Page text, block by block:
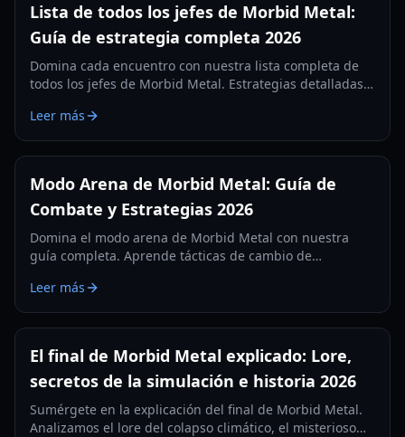
Lista de todos los jefes de Morbid Metal:
Guía de estrategia completa 2026
Domina cada encuentro con nuestra lista completa de
todos los jefes de Morbid Metal. Estrategias detalladas
recompensas para la edición 2026.
Leer más
Modo Arena de Morbid Metal: Guía de
Combate y Estrategias 2026
Domina el modo arena de Morbid Metal con nuestra
guía completa. Aprende tácticas de cambio de
de rendimiento para la experiencia definitiva de hack-
and-slash.
Leer más
El final de Morbid Metal explicado: Lore,
secretos de la simulación e historia 2026
Sumérgete en la explicación del final de Morbid Metal.
Analizamos el lore del colapso climático, el misterioso